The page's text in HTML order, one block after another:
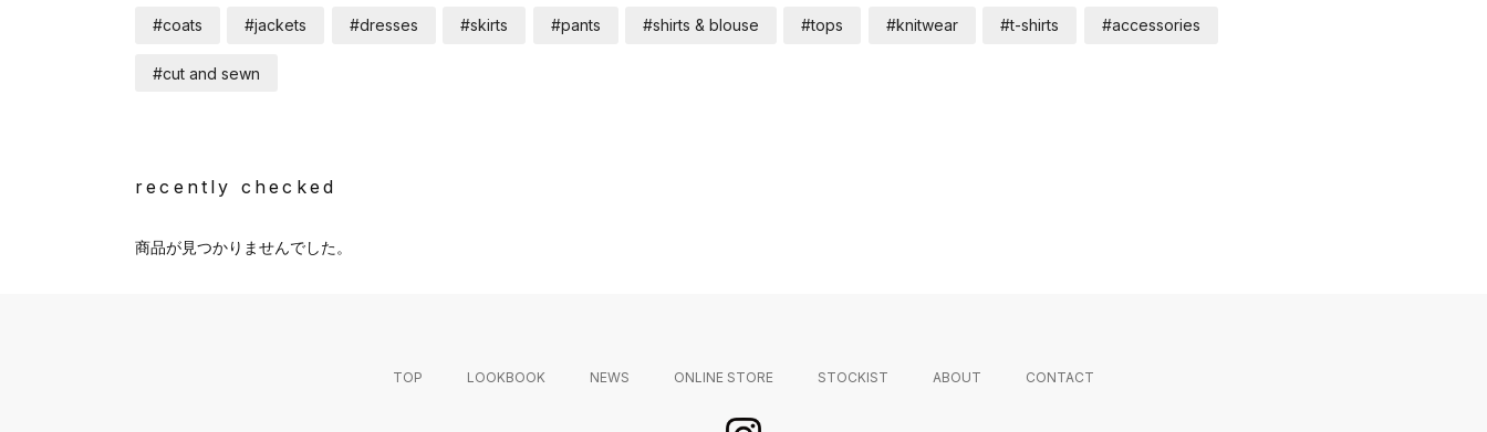
#coats #jackets #dresses #skirts #pants #shirts & blouse #tops #knitwear #t-shirts #accessories
#cut and sewn
recently checked
商品が見つかりませんでした。
TOP LOOKBOOK NEWS ONLINE STORE STOCKIST ABOUT CONTACT